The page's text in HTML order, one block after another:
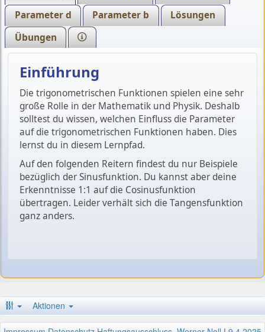
Parameter d
Parameter b
Lösungen
Übungen
Einführung
Die trigonometrischen Funktionen spielen eine sehr
große Rolle in der Mathematik und Physik. Deshalb
solltest du wissen, welchen Einfluss die Parameter
auf die trigonometrischen Funktionen haben. Dies
lernst du in diesem Lernpfad.
Auf den folgenden Reitern findest du nur Beispiele
bezüglich der Sinusfunktion. Du kannst aber deine
Erkenntnisse 1:1 auf die Cosinusfunktion
übertragen. Leider verhält sich die Tangensfunktion
ganz anders.
Aktionen